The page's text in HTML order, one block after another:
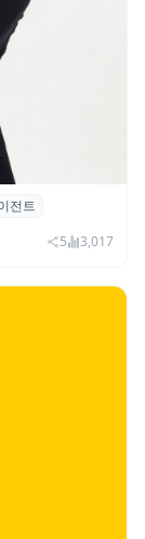
헌 영입…
전트
5 3,017